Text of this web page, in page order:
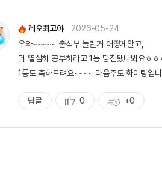
레오최고야
2026-05-24
우와~~~~~ 출석부 늘린거 어떻게알고,
더 열심히 공부하라고 1등 당첨됐나봐요ㅎㅎ
1등도 축하드려요~~~~ 다음주도 화이팅입
답글
추
천
0
획
득
+0